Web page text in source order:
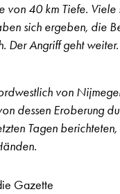
von 40 km Tiefe. Viele
sich ergeben, die
Der Angriff geht weiter.
von
dessen Eroberung
Tagen
Gazette